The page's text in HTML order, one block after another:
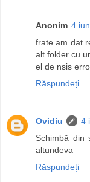
Anonim 4
frate am dat
alt folder cu
el de nsis
Răspundeți
Ovidiu
4
Schimbă din
altundeva
Răspundeți